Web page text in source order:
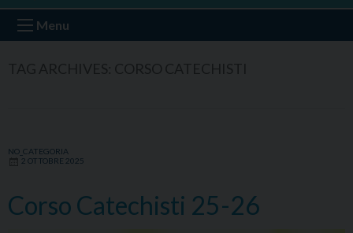
Ancona Osimo
Menu
NO_CATEGORIA
2 OTTOBRE 2025
Corso Catechisti 25-26